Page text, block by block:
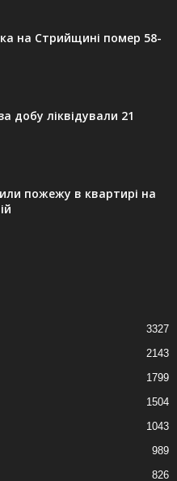
на Стрийщині помер 58-
добу ліквідували 21
пожежу в квартирі на
3327
2143
1799
1504
1043
989
826